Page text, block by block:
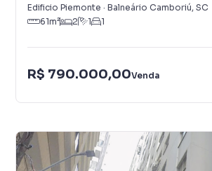
Edificio Piemonte · Balneário Camboriú, SC
61m² 2 1 1
R$ 790.000,00Venda